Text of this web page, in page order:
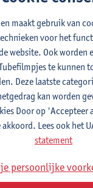
Caroline Masquillier
regie van zorg:
1E SEM
Erik Franck
Sandrine
Stijn Slootmans
Ines
1E SEM
maakt gebruik van
voor het
website. Ook worden
te kunnen
Deze laatste
kan worden
Door op 'Accepteer
Lees ook het
statement
persoonlijke